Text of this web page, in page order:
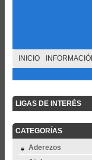
INICIO
LIGAS DE INTERÉS
CATEGORÍAS
Aderezos